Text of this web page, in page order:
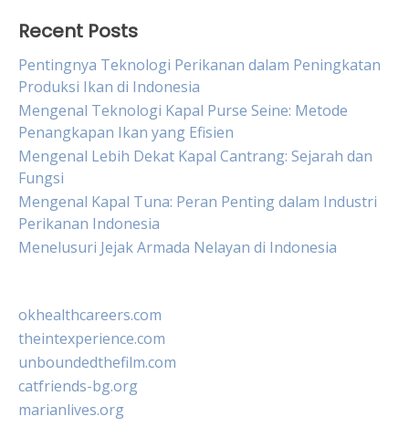
Recent Posts
Pentingnya Teknologi Perikanan dalam Peningkatan
Produksi Ikan di Indonesia
Mengenal Teknologi Kapal Purse Seine: Metode
Penangkapan Ikan yang Efisien
Mengenal Lebih Dekat Kapal Cantrang: Sejarah dan
Fungsi
Mengenal Kapal Tuna: Peran Penting dalam Industri
Perikanan Indonesia
Menelusuri Jejak Armada Nelayan di Indonesia
okhealthcareers.com
theintexperience.com
unboundedthefilm.com
catfriends-bg.org
marianlives.org